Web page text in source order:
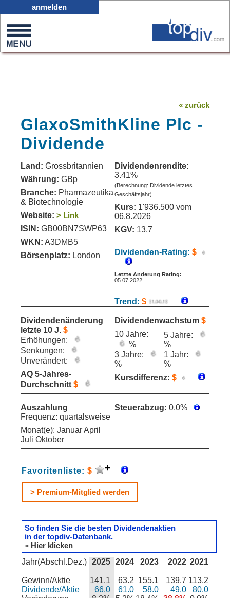
0
on
anmelden
« zurück
GlaxoSmithKline Plc -
Dividende
Land: Grossbritannien
Währung: GBp
Branche: Pharmazeutika
& Biotechnologie
Website: > Link
ISIN: GB00BN7SWP63
WKN: A3DMB5
Börsenplatz: London
Dividendenrendite:
3.41%
(Berechnung: Dividende letztes
Geschäftsjahr)
Kurs: 1'936.500 vom
06.8.2026
KGV: 13.7
Dividenden-Rating: $
Letzte Änderung Rating:
05.07.2022
Trend: $
Dividendenänderung
letzte 10 J. $
Erhöhungen:
Senkungen:
Unverändert:
AQ 5-Jahres-
Durchschnitt $
Dividendenwachstum $
10 Jahre:
%
5 Jahre:
%
3 Jahre:
%
1 Jahr:
%
Kursdifferenz: $
Auszahlung
Frequenz: quartalsweise
Monat(e): Januar April
Juli Oktober
Steuerabzug: 0.0%
Favoritenliste: $
> Premium-Mitglied werden
So finden Sie die besten Dividendenaktien
in der topdiv-Datenbank.
» Hier klicken
Jahr(Abschl.Dez.)
Gewinn/Aktie
Dividende/Aktie
2025
141.1
66.0
2024
63.2
61.0
2023
155.1
58.0
2022
139.7
49.0
2021
113.2
80.0